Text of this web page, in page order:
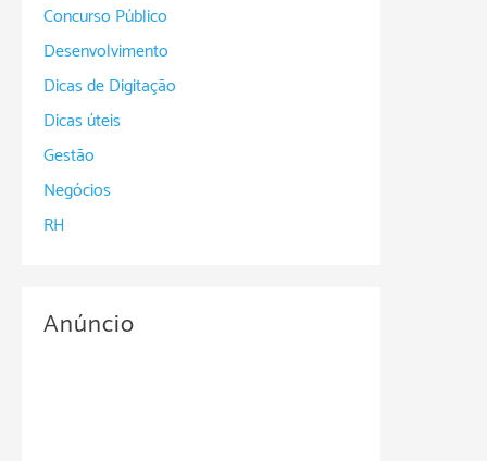
Concurso Público
Desenvolvimento
Dicas de Digitação
Dicas úteis
Gestão
Negócios
RH
Anúncio